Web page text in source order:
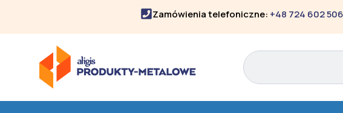
Zamówienia telefoniczne: +48 724 602 506
Search